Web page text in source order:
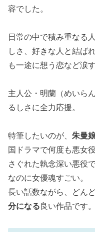
容でした。
日常の中で積み重なる
しさ、好きな人と結ば
も一途に想う恋など涙
主人公・明蘭（めいら
るしさに全力応援。
特筆したいのが、 朱曼
国ドラマで何度も悪女
さぐれた執念深い悪役
なのに女優魂すごい。
長い話数ながら、どん
分になる良い作品です。